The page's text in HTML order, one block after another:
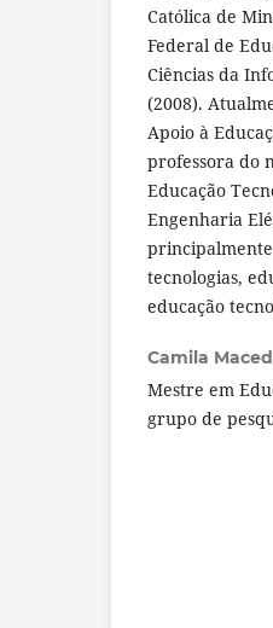
Católica de
Federal de
Ciências da
(2008).
Apoio à
professora do
Educação
Engenharia
tecnologias,
educação
Camila
Mestre em
grupo de